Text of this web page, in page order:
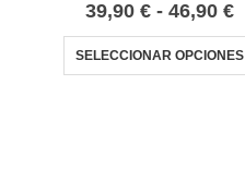
39,90€ - 46,90€
SELECCIONAR OPCIONES